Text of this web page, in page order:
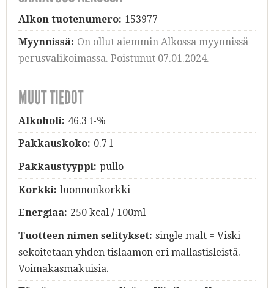
Alkon tuotenumero: 153977
Myynnissä: On ollut aiemmin Alkossa myynnissä
perusvalikoimassa. Poistunut 07.01.2024.
MUUT TIEDOT
Alkoholi: 46.3 t-%
Pakkauskoko: 0.7 l
Pakkaustyyppi: pullo
Korkki: luonnonkorkki
Energiaa: 250 kcal / 100ml
Tuotteen nimen selitykset: single malt = Viski
sekoitetaan yhden tislaamon eri mallastisleistä.
Voimakasmakuisia.